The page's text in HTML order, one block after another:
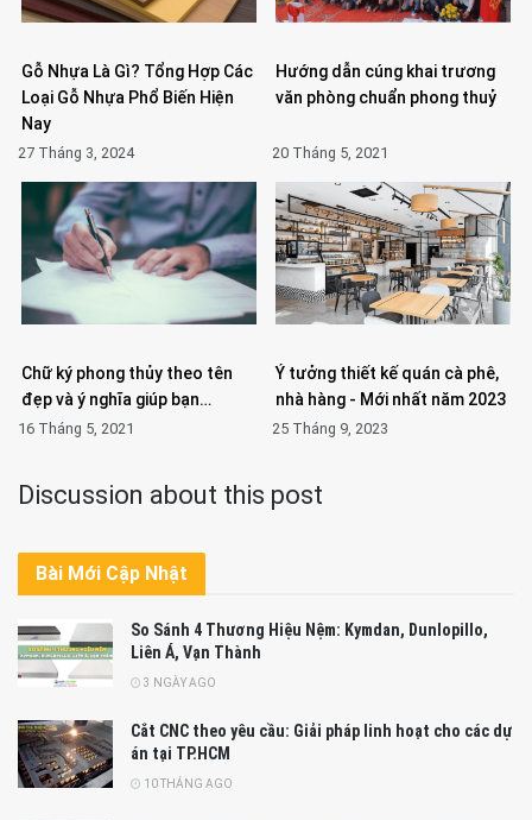
Gỗ Nhựa Là Gì? Tổng Hợp Các
Loại Gỗ Nhựa Phổ Biến Hiện
Nay
27 Tháng 3, 2024
Hướng dẫn cúng khai trương
văn phòng chuẩn phong thuỷ
20 Tháng 5, 2021
Chữ ký phong thủy theo tên
đẹp và ý nghĩa giúp bạn…
16 Tháng 5, 2021
Ý tưởng thiết kế quán cà phê,
nhà hàng - Mới nhất năm 2023
25 Tháng 9, 2023
Discussion about this post
Bài Mới Cập Nhật
So Sánh 4 Thương Hiệu Nệm: Kymdan, Dunlopillo,
Liên Á, Vạn Thành
3 NGÀY AGO
Cắt CNC theo yêu cầu: Giải pháp linh hoạt cho các dự
án tại TP.HCM
10 THÁNG AGO